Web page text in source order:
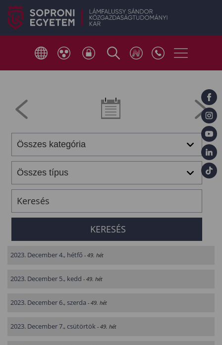
2023. December 4., hétfő - 49. hét
2023. December 5., kedd - 49. hét
2023. December 6., szerda - 49. hét
2023. December 7., csütörtök - 49. hét